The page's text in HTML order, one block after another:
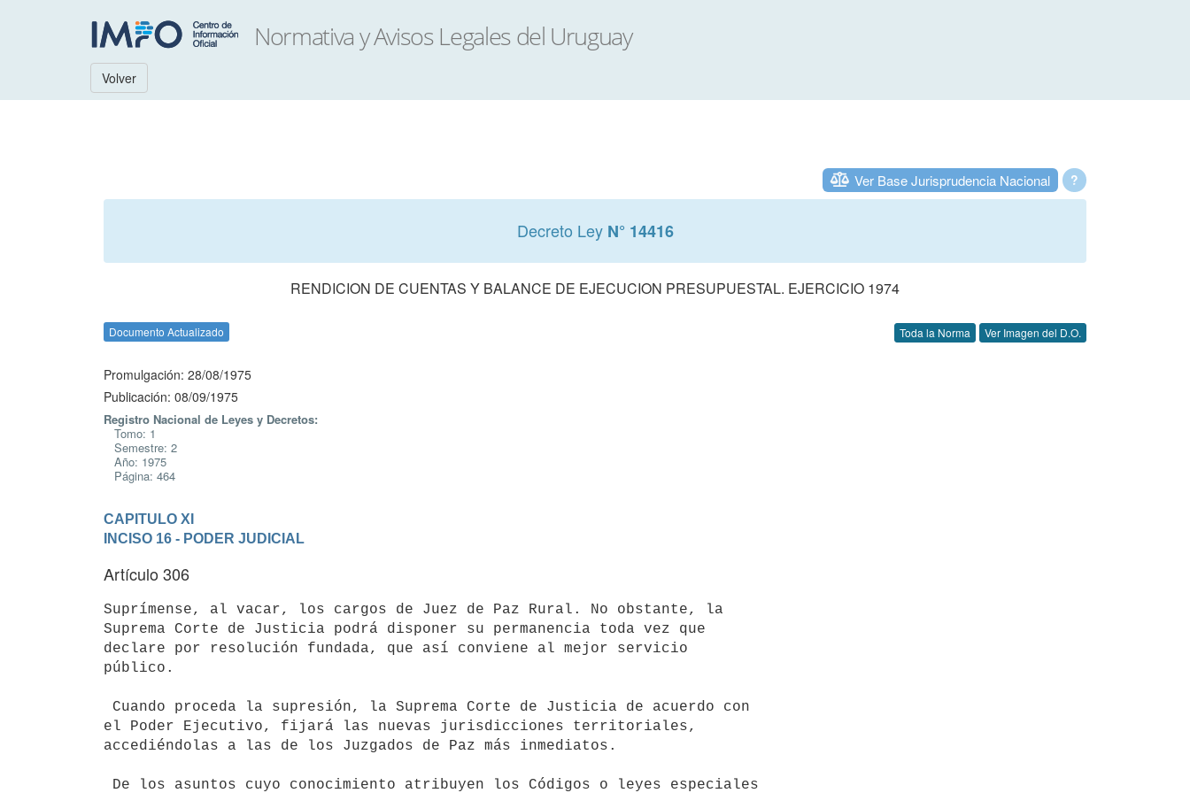
Volver
?
Ver Base Jurisprudencia Nacional
Decreto Ley N° 14416
RENDICION DE CUENTAS Y BALANCE DE EJECUCION PRESUPUESTAL. EJERCICIO 1974
Documento Actualizado Toda la Norma Ver Imagen del D.O.
Promulgación: 28/08/1975
Publicación: 08/09/1975
Registro Nacional de Leyes y Decretos:
Tomo: 1
Semestre: 2
Año: 1975
Página: 464
CAPITULO XI
INCISO 16 - PODER JUDICIAL
Artículo 306
Suprímense, al vacar, los cargos de Juez de Paz Rural. No obstante, la
Suprema Corte de Justicia podrá disponer su permanencia toda vez que
declare por resolución fundada, que así conviene al mejor servicio
público.
el Poder Ejecutivo, fijará las nuevas jurisdicciones territoriales,
accediéndolas a las de los Juzgados de Paz más inmediatos.